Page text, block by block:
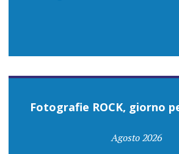
Fotografie ROCK, giorno
Agosto 2026